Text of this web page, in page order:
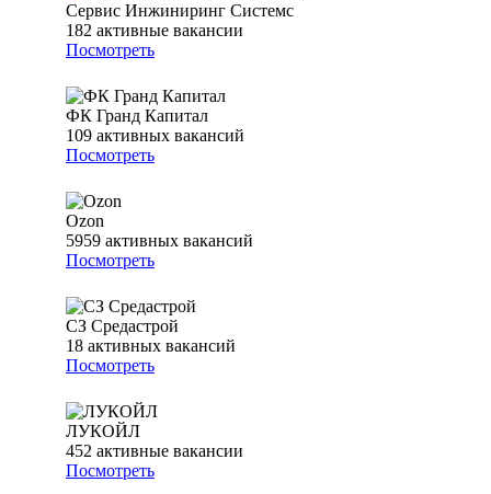
Сервис Инжиниринг Системс
182 активные вакансии
Посмотреть
ФК Гранд Капитал
109 активных вакансий
Посмотреть
Ozon
5959 активных вакансий
Посмотреть
СЗ Средастрой
18 активных вакансий
Посмотреть
ЛУКОЙЛ
452 активные вакансии
Посмотреть